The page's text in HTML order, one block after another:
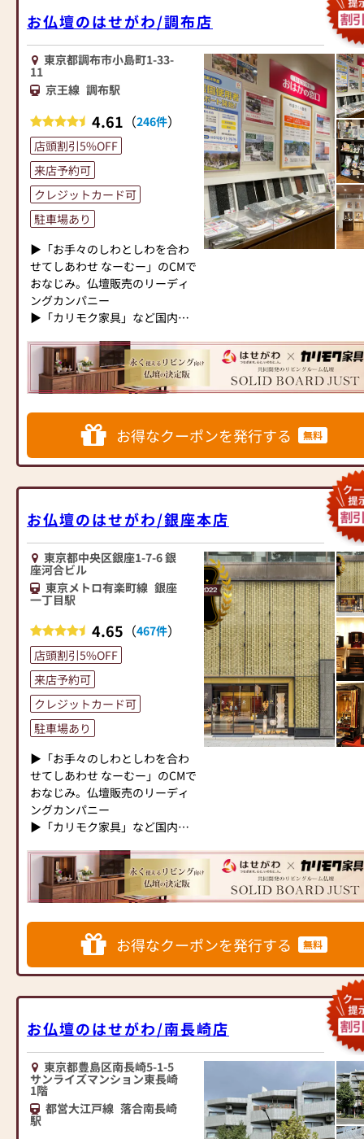
し、最適なアドバイスをいたし
先に考え、心からのおもてなし
を提供いたします。
お仏壇のはせがわでは、お客様
手伝いさせていただきます。ぜ
ひ一度、当店にお越しくださ
い。心地よい空間で、お仏壇や
仏具をご覧いただけます。スタ
ッフ一同、心よりお待ちしてお
ります。」
仏壇には様々な種類がございま
ンなデザインの仏壇、またコン
パクトなサイズの仏壇など、お
客様のご要望に合わせて選ぶこ
刻、仏像の種類も豊富にご用意
しておりますので、心からご供
養いただける仏壇を見つけてい
ただけます。
さらに、仏具も充実しておりま
す。位牌や線香、ろうそくや花
立てなど、お仏壇のセットや個
別のアイテムも豊富に揃えてお
ります。お好みやご自宅のお仏
壇に合わせて、お求めいただけ
ます。
当店の魅力は、品質と価格のバ
お求めやすい価格を実現してい
ます。お客様に長くご利用いた
だけるような耐久性のある商品
を取り扱っておりますので、安
心してお買い物をお楽しみいた
だけます。
また、スタッフ一同、お客様の
ご要望に丁寧にお応えいたしま
す。お仏壇や仏具に関するご質
し、最適なアドバイスをいたし
先に考え、心からのおもてなし
を提供いたします。
お仏壇のはせがわでは、お客様
の大切なご供養に寄り添い、お
手伝いさせていただきます。ぜ
ひ一度、当店にお越しくださ
い。心地よい空間で、お仏壇や
仏具をご覧いただけます。スタ
ッフ一同、心よりお待ちしてお
ります。」
では、さまざまな供養（対話の
場づくり）の形をご提案してお
ります。ご自身、ご家族にあっ
た供養の形について、迷うこと
や、お困りのことなどございま
ください。店内にはお仏壇・お
仏具・お位牌・お線香・お念珠
等、豊富にご用意しておりま
す。1,000種類以上の組み合わせ
の中からお客様に合ったお仏
壇・お仏具をご提案いたしま
す。
≪「カリモク家具」との協同開
発≫
お仏壇のはせがわは、日本を代
表する家具メーカー「カリモク
住宅にあったモダンなお仏壇を
作っています。他にも国内の家
具専門メーカーと作り上げたお
人と偲ぶ人をつなぐ新しいカタ
チを提案します。
≪はせがわ店舗サービスのご案
内≫
品整理のご相談
予約ボタン」からお申込くださ
い)
●お電話(ご相談や商品のご注文
を承ります。お電話時に「いい
仏壇を見た」とお伝えください)
●訪問(はせがわの専門スタッフ
がご相談や商品ご購入のお手続
きを致します)
≪お仏壇のはせがわよりお客様
へ≫
「仏壇や仏具をお探しでした
ら、ぜひお仏壇のはせがわにお
越しください。当店は幅広い品
揃えとリーズナブルな価格でお
客様をお迎えしています。
仏壇には様々な種類がございま
ンなデザインの仏壇、またコン
パクトなサイズの仏壇など、お
客様のご要望に合わせて選ぶこ
刻、仏像の種類も豊富にご用意
しておりますので、心からご供
養いただける仏壇を見つけてい
ただけます。
さらに、仏具も充実しておりま
立てなど、お仏壇のセットや個
別のアイテムも豊富に揃えてお
ります。お好みやご自宅のお仏
壇に合わせて、お求めいただけ
ます。
当店の魅力は、品質と価格のバ
お仏壇のはせがわ/調布店
東京都調布市小島町1-33-
11
京王線 調布駅
4.61 （246件）
店頭割引5%OFF
来店予約可
クレジットカード可
駐車場あり
▶「お手々のしわとしわを合わ
せてしあわせ なーむー」のCMで
おなじみ。仏壇販売のリーディ
ングカンパニー
▶「カリモク家具」など国内家
ンテリアにマッチするお仏壇を
展開
国内130店舗以上のスケールメ
リットと東証上場の信頼。創業
以来、親切・丁寧な説明と対応
を心がけ、年間約25,000基のお
仏壇、約3,000基のお墓を納めて
では、さまざまな供養（対話の
場づくり）の形をご提案してお
ります。ご自身、ご家族にあっ
た供養の形について、迷うこと
や、お困りのことなどございま
したら、ぜひ、お気軽にご相談
ください。店内にはお仏壇・お
仏具・お位牌・お線香・お念珠
等、豊富にご用意しておりま
す。1,000種類以上の組み合わせ
の中からお客様に合ったお仏
壇・お仏具をご提案いたしま
す。
≪「カリモク家具」との協同開
発≫
お仏壇のはせがわは、日本を代
表する家具メーカー「カリモク
家具」との協同開発で、現代の
住宅にあったモダンなお仏壇を
作っています。他にも国内の家
具専門メーカーと作り上げたお
仏壇コレクションがあり、祈る
チを提案します。
≪はせがわ店舗サービスのご案
●仏壇・仏具・お墓・相続・遺
品整理のご相談
●ご来店予約(ページ内の「来店
予約ボタン」からお申込くださ
い)
●お電話(ご相談や商品のご注文
を承ります。お電話時に「いい
仏壇を見た」とお伝えください)
お得なクーポンを発行する 無料
お仏壇のはせがわ/銀座本店
東京都中央区銀座1-7-6 銀
座河合ビル
東京メトロ有楽町線 銀座
一丁目駅
4.65 （467件）
店頭割引5%OFF
来店予約可
クレジットカード可
駐車場あり
▶「お手々のしわとしわを合わ
せてしあわせ なーむー」のCMで
おなじみ。仏壇販売のリーディ
ングカンパニー
▶「カリモク家具」など国内家
ンテリアにマッチするお仏壇を
展開
国内130店舗以上のスケールメ
リットと東証上場の信頼。創業
以来、親切・丁寧な説明と対応
を心がけ、年間約25,000基のお
仏壇、約3,000基のお墓を納めて
では、さまざまな供養（対話の
場づくり）の形をご提案してお
ります。ご自身、ご家族にあっ
た供養の形について、迷うこと
や、お困りのことなどございま
したら、ぜひ、お気軽にご相談
お得なクーポンを発行する 無料
お仏壇のはせがわ/南長崎店
東京都豊島区南長崎5-1-5
サンライズマンション東長崎
1階
都営大江戸線 落合南長崎
駅